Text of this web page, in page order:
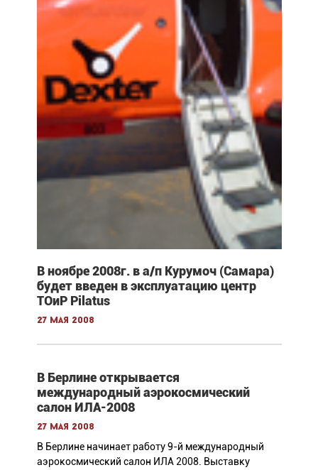
В ноябре 2008г. в а/п Курумоч (Самара)
будет введен в эксплуатацию центр
ТОиР Pilatus
27 мая 2008
В Берлине открывается
международный аэрокосмический
салон ИЛА-2008
27 мая 2008
В Берлине начинает работу 9-й международный
аэрокосмический салон ИЛА 2008. Выставку